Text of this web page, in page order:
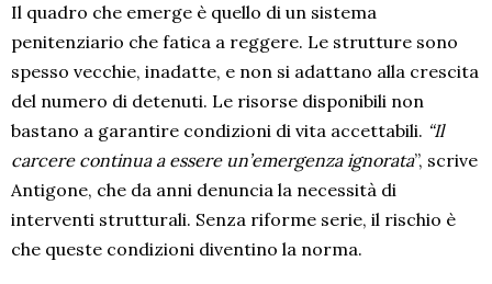
Il quadro che emerge è quello di un sistema
penitenziario che fatica a reggere. Le strutture sono
spesso vecchie, inadatte, e non si adattano alla crescita
del numero di detenuti. Le risorse disponibili non
bastano a garantire condizioni di vita accettabili. “Il
carcere continua a essere un’emergenza ignorata”, scrive
Antigone, che da anni denuncia la necessità di
interventi strutturali. Senza riforme serie, il rischio è
che queste condizioni diventino la norma.